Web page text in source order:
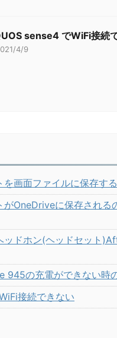
sense4 でWiFi接続
4/9
を画面ファイルに保存す
がOneDriveに保存される
ッドホン(ヘッドセット
945の充電ができない時
接続できない